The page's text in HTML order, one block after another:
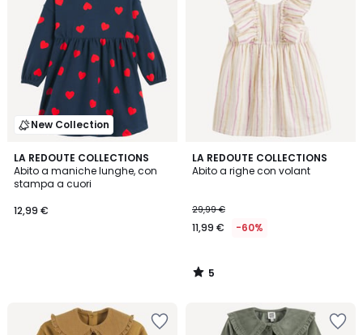
New Collection
LA REDOUTE COLLECTIONS
Abito a maniche lunghe, con
stampa a cuori
12,99 €
LA REDOUTE COLLECTIONS
Abito a righe con volant
29,99 €
11,99 € -60%
5
/
5
/